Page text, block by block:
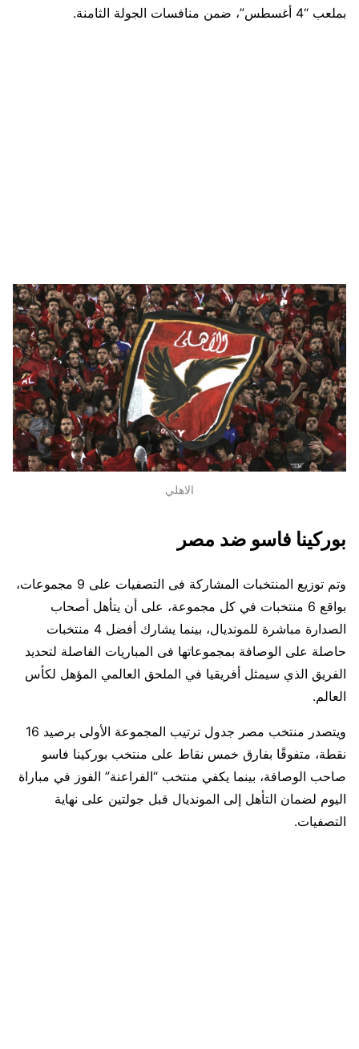
بملعب “4 أغسطس”، ضمن منافسات الجولة الثامنة.
الاهلي
بوركينا فاسو ضد مصر
وتم توزيع المنتخبات المشاركة فى التصفيات على 9 مجموعات،
بواقع 6 منتخبات في كل مجموعة، على أن يتأهل أصحاب
الصدارة مباشرة للمونديال، بينما يشارك أفضل 4 منتخبات
حاصلة على الوصافة بمجموعاتها فى المباريات الفاصلة لتحديد
الفريق الذي سيمثل أفريقيا في الملحق العالمي المؤهل لكأس
العالم.
ويتصدر منتخب مصر جدول ترتيب المجموعة الأولى برصيد 16
نقطة، متفوقًا بفارق خمس نقاط على منتخب بوركينا فاسو
صاحب الوصافة، بينما يكفي منتخب “الفراعنة” الفوز في مباراة
اليوم لضمان التأهل إلى المونديال قبل جولتين على نهاية
التصفيات.